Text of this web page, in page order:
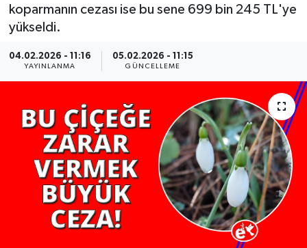
koparmanın cezası ise bu sene 699 bin 245 TL'ye
yükseldi.
04.02.2026 - 11:16
YAYINLANMA
05.02.2026 - 11:15
GÜNCELLEME
SPOR